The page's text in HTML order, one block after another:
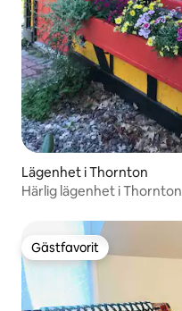
Lägenhet i Thornton
Härlig lägenhet i Thornton
Gästfavorit
Gästfavorit